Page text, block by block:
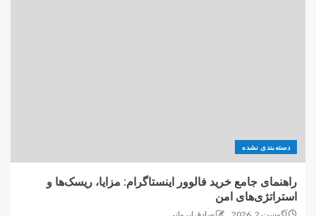
دسته‌بندی نشده
راهنمای جامع خرید فالوور اینستاگرام: مزایا، ریسک‌ها و
استراتژی‌های امن